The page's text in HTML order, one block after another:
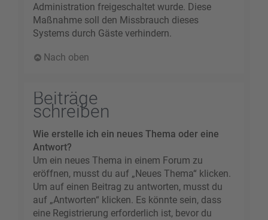
Administration freigeschaltet wurde. Diese
Maßnahme soll den Missbrauch dieses
Systems durch Gäste verhindern.
Nach oben
Beiträge
schreiben
Wie erstelle ich ein neues Thema oder eine
Antwort?
Um ein neues Thema in einem Forum zu
eröffnen, musst du auf „Neues Thema“ klicken.
Um auf einen Beitrag zu antworten, musst du
auf „Antworten“ klicken. Es könnte sein, dass
eine Registrierung erforderlich ist, bevor du